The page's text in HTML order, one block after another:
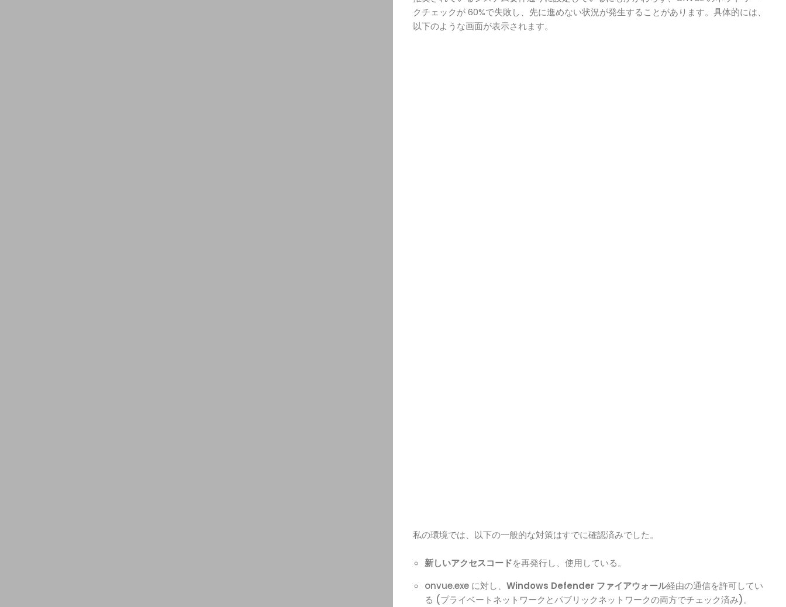
クチェックが 60%で失敗し、先に進めない状況が発生することがあります。具体的には、
以下のような画面が表示されます。
私の環境では、以下の一般的な対策はすでに確認済みでした。
新しいアクセスコードを再発行し、使用している。
onvue.exe に対し、 Windows Defender ファイアウォール経由の通信を許可してい
る (プライベートネットワークとパブリックネットワークの両方でチェック済み)。